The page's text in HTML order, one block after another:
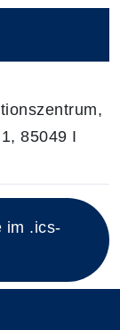
Kurs
85049 I
im .ics-